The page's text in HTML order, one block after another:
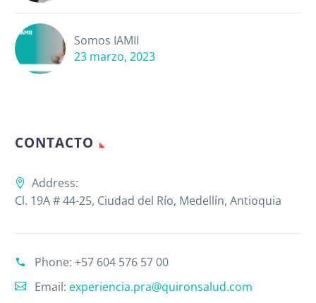
Somos IAMII
23 marzo, 2023
CONTACTO
Address:
Cl. 19A # 44-25, Ciudad del Río, Medellín, Antioquia
Phone: +57 604 576 57 00
Email: experiencia.pra@quironsalud.com